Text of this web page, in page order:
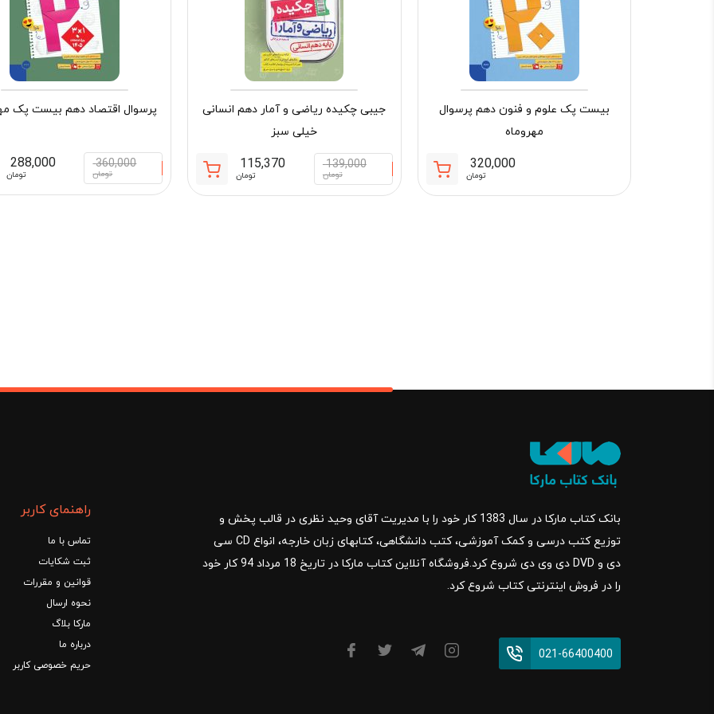
بیست پک علوم و فنون دهم پرسوال
مهروماه
320,000
تومان
جیبی چکیده ریاضی و آمار دهم انسانی
خیلی سبز
139,000
تومان
قیمت
اصلی:
115,370
تومان
قیمت
فعلی:
پرسوال اقتصاد دهم بیست پک
360,000
تومان
288,000
تومان
بانک کتاب مارکا در سال 1383 کار خود را با مدیریت آقای وحید نظری در قالب پخش و
توزیع کتب درسی و کمک آموزشی، کتب دانشگاهی، کتابهای زبان خارجه، انواع CD سی
دی و DVD دی وی دی شروع کرد.فروشگاه آنلاین کتاب مارکا در تاریخ 18 مرداد 94 کار خود
را در فروش اینترنتی کتاب شروع کرد.
021-66400400
راهنمای کاربر
تماس با ما
ثبت شکایات
قوانین و مقررات
نحوه ارسال
مارکا بلاگ
درباره ما
حریم خصوصی کاربر